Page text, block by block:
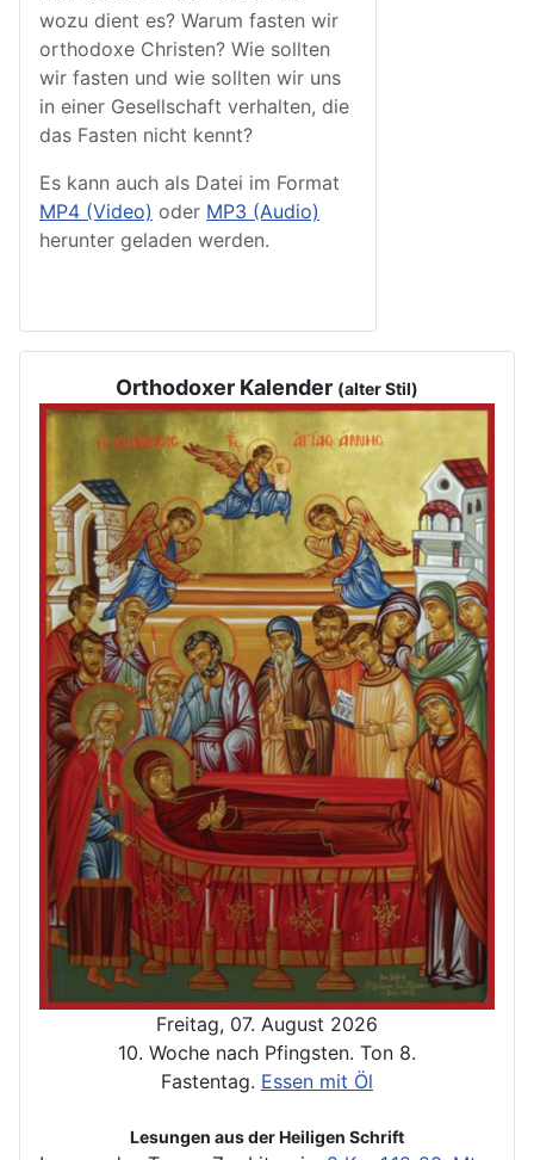
wozu dient es? Warum fasten wir
orthodoxe Christen? Wie sollten
wir fasten und wie sollten wir uns
in einer Gesellschaft verhalten, die
das Fasten nicht kennt?
Es kann auch als Datei im Format
MP4 (Video) oder MP3 (Audio)
herunter geladen werden.
Orthodoxer Kalender (alter Stil)
Freitag, 07. August 2026
10. Woche nach Pfingsten. Ton 8.
Fastentag. Essen mit Öl
Lesungen aus der Heiligen Schrift